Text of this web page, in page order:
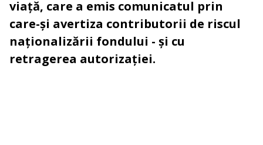
viață, care a emis comunicatul prin
care-și avertiza contributorii de riscul
naționalizării fondului - și cu
retragerea autorizației.